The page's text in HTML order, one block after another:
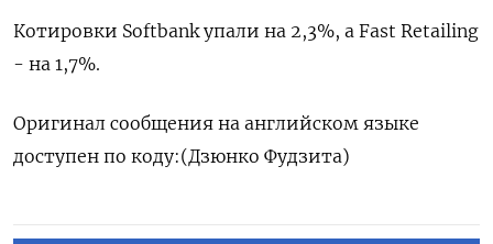
Котировки Softbank упали на 2,3%, а Fast Retailing
- на 1,7%.
Оригинал сообщения на английском языке
доступен по коду: ​ (Дзюнко Фудзита)